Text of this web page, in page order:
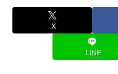
X
LINE